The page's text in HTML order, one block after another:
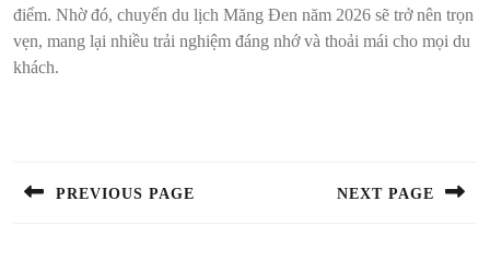
điểm. Nhờ đó, chuyến du lịch Măng Đen năm 2026 sẽ trở nên trọn
vẹn, mang lại nhiều trải nghiệm đáng nhớ và thoải mái cho mọi du
khách.
bài
PREVIOUS PAGE NEXT PAGE